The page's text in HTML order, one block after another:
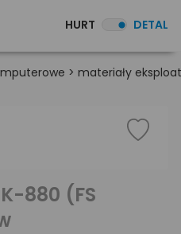
HURT DETAL
> materiały
880 (FS